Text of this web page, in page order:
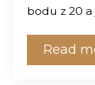
bodu z 20
Read